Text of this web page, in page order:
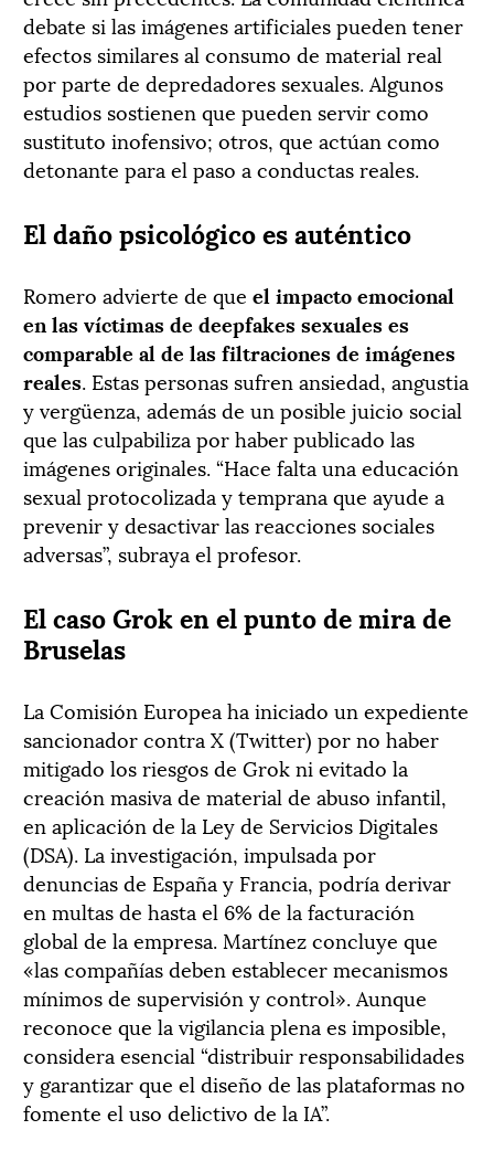
debate si las imágenes artificiales pueden tener
efectos similares al consumo de material real
por parte de depredadores sexuales. Algunos
estudios sostienen que pueden servir como
sustituto inofensivo; otros, que actúan como
detonante para el paso a conductas reales.
El daño psicológico es auténtico
Romero advierte de que el impacto emocional
en las víctimas de deepfakes sexuales es
comparable al de las filtraciones de imágenes
reales. Estas personas sufren ansiedad, angustia
y vergüenza, además de un posible juicio social
que las culpabiliza por haber publicado las
imágenes originales. “Hace falta una educación
sexual protocolizada y temprana que ayude a
prevenir y desactivar las reacciones sociales
adversas”, subraya el profesor.
El caso Grok en el punto de mira de
Bruselas
La Comisión Europea ha iniciado un expediente
sancionador contra X (Twitter) por no haber
mitigado los riesgos de Grok ni evitado la
creación masiva de material de abuso infantil,
en aplicación de la Ley de Servicios Digitales
(DSA). La investigación, impulsada por
denuncias de España y Francia, podría derivar
en multas de hasta el 6% de la facturación
global de la empresa. Martínez concluye que
«las compañías deben establecer mecanismos
mínimos de supervisión y control». Aunque
reconoce que la vigilancia plena es imposible,
considera esencial “distribuir responsabilidades
y garantizar que el diseño de las plataformas no
fomente el uso delictivo de la IA”.